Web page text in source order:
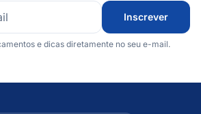
Inscrever
e dicas diretamente no seu e-mail.